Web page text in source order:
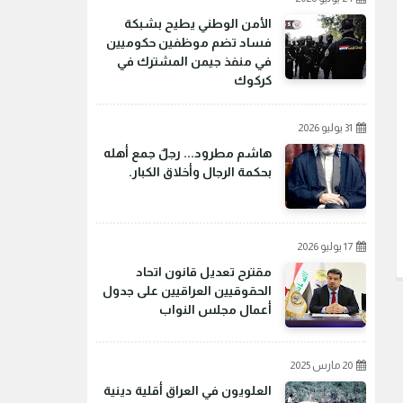
الأمن الوطني يطيح بشبكة
فساد تضم موظفين حكوميين
في منفذ جيمن المشترك في
كركوك
31 يوليو 2026
هاشم مطرود... رجلٌ جمع أهله
بحكمة الرجال وأخلاق الكبار.
17 يوليو 2026
مقترح تعديل قانون اتحاد
الحقوقيين العراقيين على جدول
أعمال مجلس النواب
20 مارس 2025
العلويون في العراق أقلية دينية